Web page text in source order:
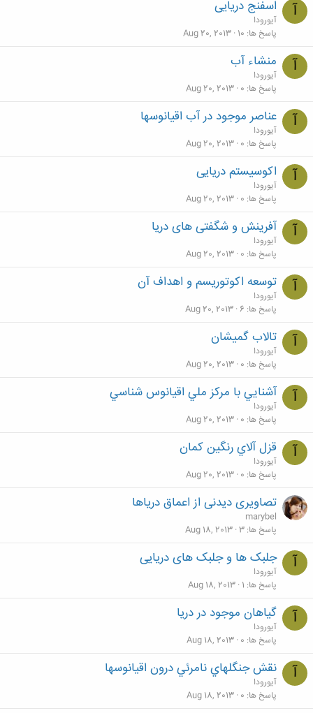
آ اسفنج دریایی
آیورودا
پاسخ ها 10
Aug 20, 2013
آ منشاء آب
آیورودا
پاسخ ها 0
Aug 20, 2013
آ عناصر موجود در آب اقیانوسها
آیورودا
پاسخ ها 0
Aug 20, 2013
آ اکوسیستم دریایی
آیورودا
پاسخ ها 0
Aug 20, 2013
آ آفرينش و شگفتی های دریا
آیورودا
پاسخ ها 0
Aug 20, 2013
آ توسعه اکوتوریسم و اهداف آن
آیورودا
پاسخ ها 6
Aug 20, 2013
آ تالاب گميشان
آیورودا
پاسخ ها 0
Aug 20, 2013
آ آشنايي با مركز ملي اقيانوس شناسي
آیورودا
پاسخ ها 0
Aug 20, 2013
آ قزل آلاي رنگين كمان
آیورودا
پاسخ ها 0
Aug 20, 2013
تصاویری دیدنی از اعماق دریاها
marybel
پاسخ ها 3
Aug 18, 2013
آ جلبک ها و جلبک های دریایی
آیورودا
پاسخ ها 1
Aug 18, 2013
آ گیاهان موجود در دریا
آیورودا
پاسخ ها 0
Aug 18, 2013
آ نقش جنگلهاي نامرئي درون اقيانوسها
آیورودا
پاسخ ها 0
Aug 18, 2013